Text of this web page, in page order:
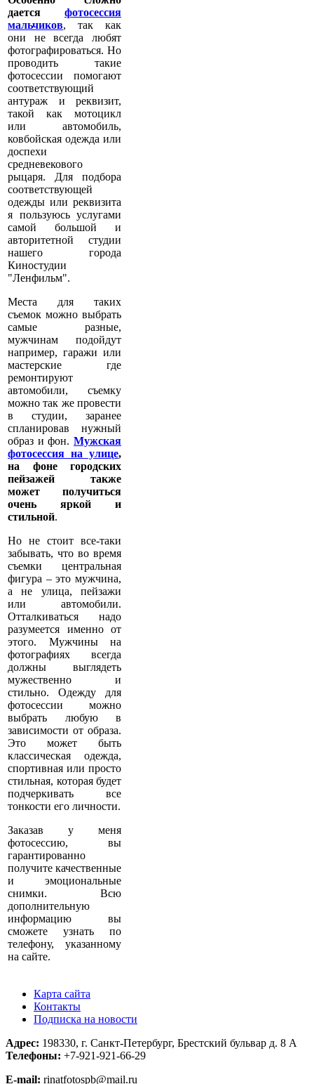
дается фотосессия
мальчиков, так как
они не всегда любят
фотографироваться. Но
проводить такие
фотосессии помогают
соответствующий
антураж и реквизит,
такой как мотоцикл
или автомобиль,
ковбойская одежда или
доспехи
средневекового
рыцаря. Для подбора
соответствующей
одежды или реквизита
я пользуюсь услугами
самой большой и
авторитетной студии
нашего города
Киностудии
"Ленфильм".
Места для таких
съемок можно выбрать
самые разные,
мужчинам подойдут
например, гаражи или
мастерские где
ремонтируют
автомобили, съемку
можно так же провести
в студии, заранее
спланировав нужный
образ и фон. Мужская
фотосессия на улице,
на фоне городских
пейзажей также
может получиться
очень яркой и
стильной.
Но не стоит все-таки
забывать, что во время
съемки центральная
фигура – это мужчина,
а не улица, пейзажи
или автомобили.
Отталкиваться надо
разумеется именно от
этого. Мужчины на
фотографиях всегда
должны выглядеть
мужественно и
стильно. Одежду для
фотосессии можно
выбрать любую в
зависимости от образа.
Это может быть
классическая одежда,
спортивная или просто
стильная, которая будет
подчеркивать все
тонкости его личности.
Заказав у меня
фотосессию, вы
гарантированно
получите качественные
и эмоциональные
снимки. Всю
дополнительную
информацию вы
сможете узнать по
телефону, указанному
на сайте.
Карта сайта
Контакты
Подписка на новости
Адрес: 198330, г. Санкт-Петербург, Брестский бульвар д. 8 А
Телефоны: +7-921-921-66-29
E-mail: rinatfotospb@mail.ru